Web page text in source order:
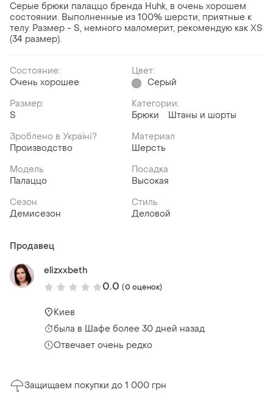
Серые брюки палаццо бренда Huhk, в очень хорошем
состоянии. Выполненные из 100% шерсти, приятные к
телу. Размер - S, немного маломерит, рекомендую как XS
(34 размер).
Состояние:
Очень хорошее
Цвет:
Серый
Размер:
S
Категории:
Брюки
Штаны и шорты
Зроблено в Україні?
Производство
Материал
Шерсть
Модель
Палаццо
Посадка
Высокая
Сезон
Демисезон
Стиль
Деловой
Продавец
elizxxbeth
0.0 (0 оценок)
Киев
была в Шафе более 30 дней назад
Отвечает очень редко
Защищаем покупки до 1 000 грн